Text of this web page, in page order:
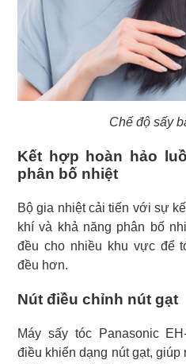
Chế độ sấy
Kết hợp hoàn hảo
phân bố nhiệt
Bộ gia nhiệt cải tiến với sự
khí và khả năng phân bố
đều cho nhiều khu vực để
đều hơn.
Nút điều chỉnh nút gạt
Máy sấy tóc Panasonic
điều khiển dạng nút gạt,